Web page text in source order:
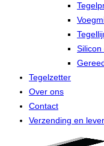
Silicon
Tegelzetter
Over ons
Contact
Verzending en